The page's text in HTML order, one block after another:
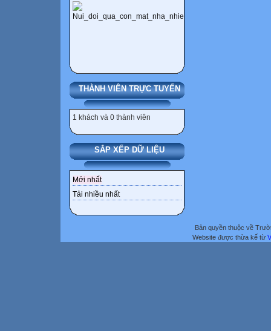
THÀNH VIÊN TRỰC TUYẾN
1 khách và 0 thành viên
SẮP XẾP DỮ LIỆU
Mới nhất
Tải nhiều nhất
Bản quyền thuộc về
Website được thừa kế từ